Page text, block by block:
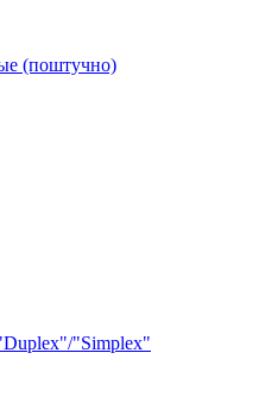
(поштучно)
"Simplex"